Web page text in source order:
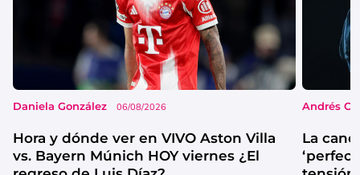
Daniela González 06/08/2026
Hora y dónde ver en VIVO Aston Villa
vs. Bayern Múnich HOY viernes ¿El
Andrés
La